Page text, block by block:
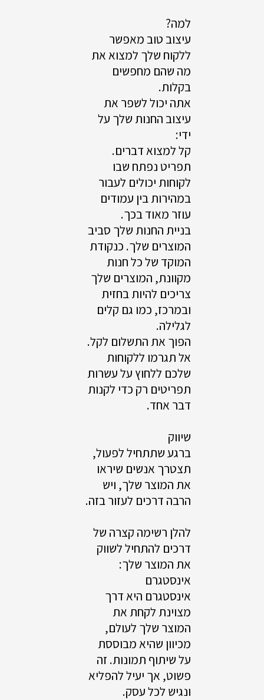
למה?
עיצוב טוב מאפשר
ללקוח שלך למצוא את
מה שהם מחפשים
בקלות.
אתה יכול לשפר את
עיצוב החנות שלך על
ידי:
קל למצוא דברים.
תפריט נפתח שבו
לקוחות יכולים לעבור
במהירות בין עמודים
עוזר מאוד בכך.
בניית החנות שלך סביב
המוצרים שלך. כנקודת
המוקד של כל חנות
מקוונת, המוצרים שלך
צריכים להיות בחזית
ובמרכז, כמו גם קלים
לגלילה.
הפוך את התשלום לקל.
אל תגרמו ללקוחות
שלכם ללחוץ על עשרות
תפריטים רק כדי לקנות
דבר אחד.
שיווק
ברגע שתתחיל לפעול,
תצטרך אנשים שיראו
את המוצר שלך, ויש
הרבה דרכים לעזור בזה.
להלן רשימה קצרה של
דרכים להתחיל לשווק
את המוצר שלך:
אינסטגרם
אינסטגרם היא דרך
מצוינת לקחת את
המוצר שלך לעולם,
מכיוון שהיא מבוססת
על שיתוף תמונות. זה
פשוט, אך יעיל להפליא
ונגיש לכל עסק.